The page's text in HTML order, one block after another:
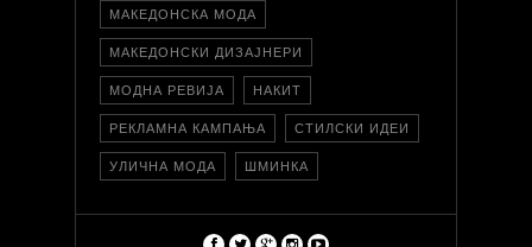
МАКЕДОНСКА МОДА
МАКЕДОНСКИ ДИЗАЈНЕРИ
МОДНА РЕВИЈА НАКИТ
РЕКЛАМНА КАМПАЊА СТИЛСКИ ИДЕИ
УЛИЧНА МОДА ШМИНКА